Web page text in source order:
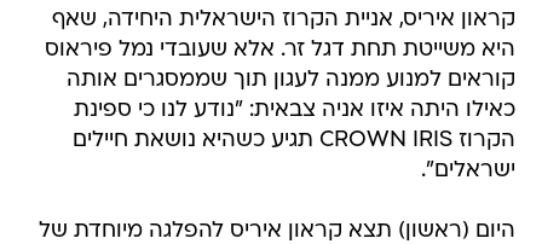
קראון איריס, אניית הקרוז הישראלית היחידה, שאף
היא משייטת תחת דגל זר. אלא שעובדי נמל פיראוס
קוראים למנוע ממנה לעגון תוך שממסגרים אותה
כאילו היתה איזו אניה צבאית: "נודע לנו כי ספינת
הקרוז CROWN IRIS תגיע כשהיא נושאת חיילים
ישראלים".
היום (ראשון) תצא קראון איריס להפלגה מיוחדת של